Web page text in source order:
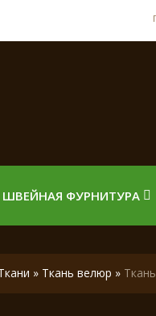
ШВЕЙНАЯ ФУРНИТУРА
» Ткань велюр »